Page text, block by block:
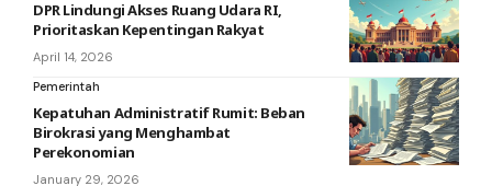
DPR Lindungi Akses Ruang Udara RI,
Prioritaskan Kepentingan Rakyat
April 14, 2026
Pemerintah
Kepatuhan Administratif Rumit: Beban
Birokrasi yang Menghambat
Perekonomian
January 29, 2026